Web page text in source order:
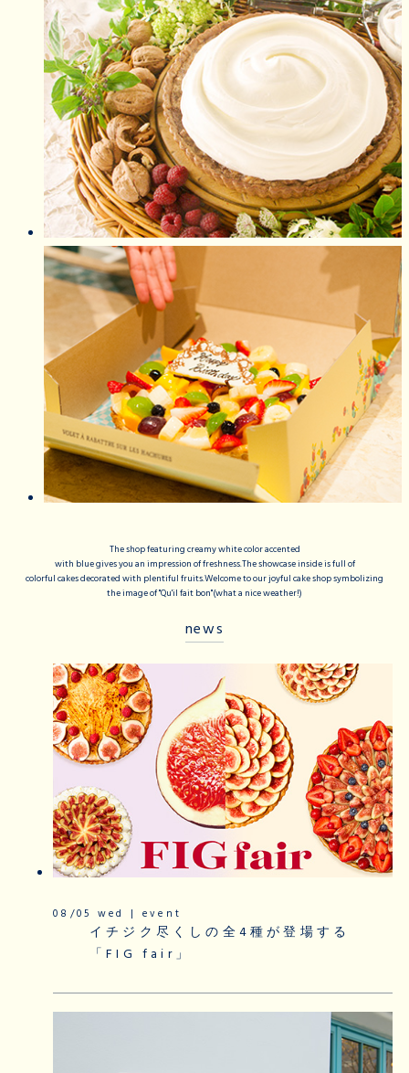
The shop featuring creamy white color accented
with blue gives you an impression of freshness.The showcase inside is full of
colorful cakes decorated with plentiful fruits.Welcome to our joyful cake shop symbolizing
the image of "Qu'il fait bon"(what a nice weather!)
news
08/05 wed | event
イチジク尽くしの全4種が登場する
「FIG fair」